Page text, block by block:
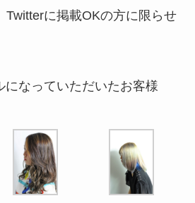
に掲載OKの方に限らせ
になっていただいたお客様